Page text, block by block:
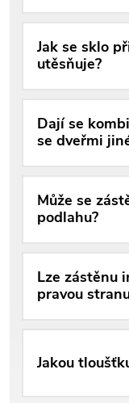
Jak se sklo
utěsňuje?
Dají se
se dveřmi
Může se
podlahu?
Lze zástěnu
pravou
Jakou